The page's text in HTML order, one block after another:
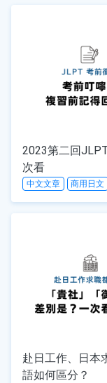
2023第二回
次看
中文文章 商用日文
赴日工作、日本
語如何區分？